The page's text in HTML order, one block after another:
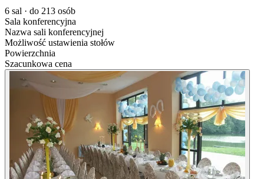
6 sal · do 213 osób
Sala konferencyjna
Nazwa sali konferencyjnej
Możliwość ustawienia stołów
Powierzchnia
Szacunkowa cena